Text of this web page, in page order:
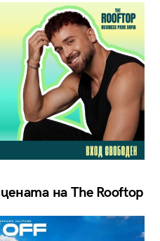
на The Rooftop